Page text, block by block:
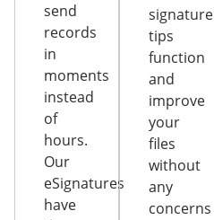
send
records
in
moments
instead
of
hours.
Our
eSignatures
have
signature
tips
function
and
improve
your
files
without
any
concerns